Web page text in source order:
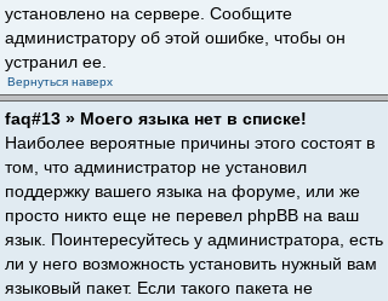
установлено на сервере. Сообщите
администратору об этой ошибке, чтобы он
устранил ее.
Вернуться наверх
faq#13 » Моего языка нет в списке!
Наиболее вероятные причины этого состоят в
том, что администратор не установил
поддержку вашего языка на форуме, или же
просто никто еще не перевел phpBB на ваш
язык. Поинтересуйтесь у администратора, есть
ли у него возможность установить нужный вам
языковый пакет. Если такого пакета не